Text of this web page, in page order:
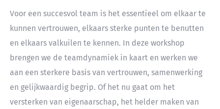
Voor een succesvol team is het essentieel om elkaar te
kunnen vertrouwen, elkaars sterke punten te benutten
en elkaars valkuilen te kennen. In deze workshop
brengen we de teamdynamiek in kaart en werken we
aan een sterkere basis van vertrouwen, samenwerking
en gelijkwaardig begrip. Of het nu gaat om het
versterken van eigenaarschap, het helder maken van